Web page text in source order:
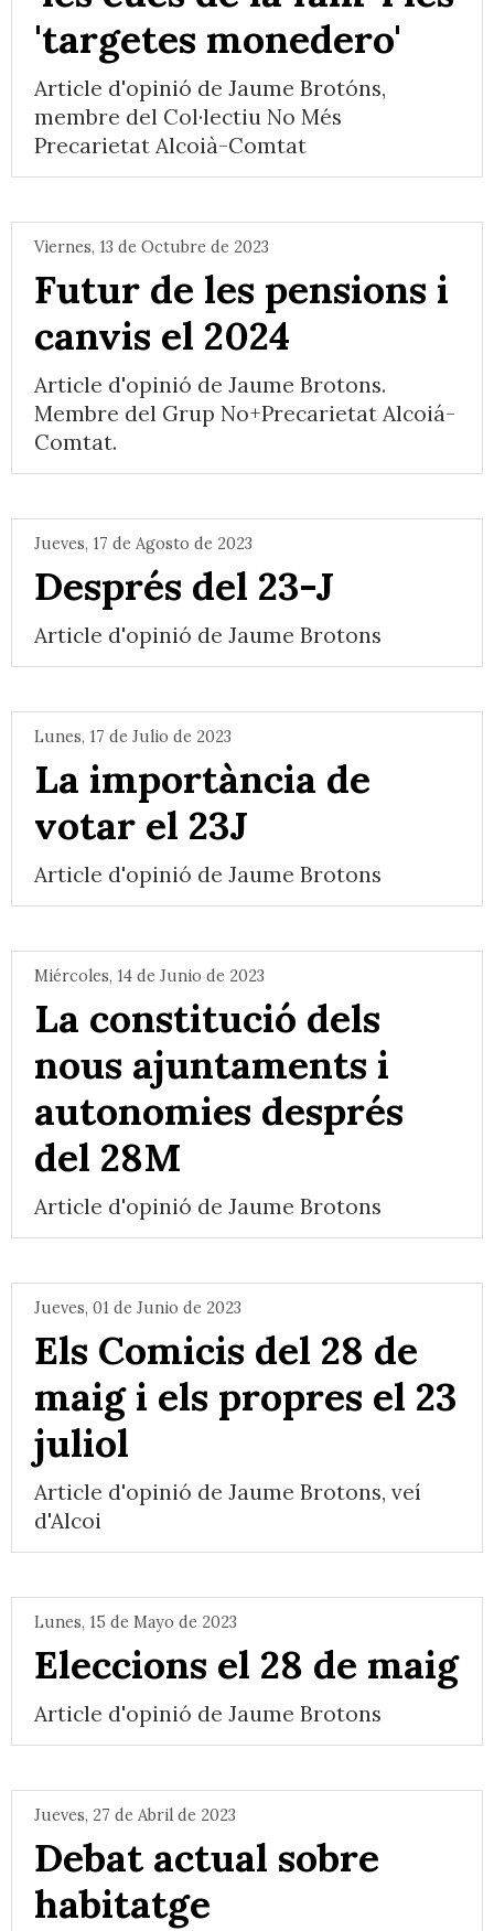
'targetes monedero'
Article d'opinió de Jaume Brotóns,
membre del Col·lectiu No Més
Precarietat Alcoià-Comtat
Viernes, 13 de Octubre de 2023
Futur de les pensions i
canvis el 2024
Article d'opinió de Jaume Brotons.
Membre del Grup No+Precarietat Alcoiá-
Comtat.
Jueves, 17 de Agosto de 2023
Després del 23-J
Article d'opinió de Jaume Brotons
Lunes, 17 de Julio de 2023
La importància de
votar el 23J
Article d'opinió de Jaume Brotons
Miércoles, 14 de Junio de 2023
La constitució dels
nous ajuntaments i
autonomies després
del 28M
Article d'opinió de Jaume Brotons
Jueves, 01 de Junio de 2023
Els Comicis del 28 de
maig i els propres el 23
juliol
Article d'opinió de Jaume Brotons, veí
d'Alcoi
Lunes, 15 de Mayo de 2023
Eleccions el 28 de maig
Article d'opinió de Jaume Brotons
Jueves, 27 de Abril de 2023
Debat actual sobre
habitatge